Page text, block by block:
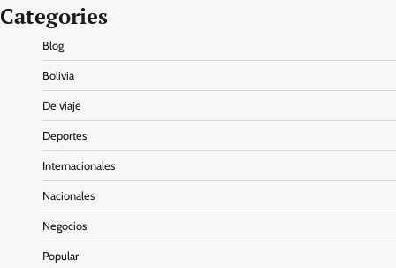
Categories
Blog
Bolivia
De viaje
Deportes
Internacionales
Nacionales
Negocios
Popular